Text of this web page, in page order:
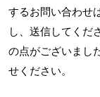
するお問い合わせ
し、送信してくだ
の点がございまし
せください。